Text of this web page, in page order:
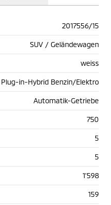
2017556/15
SUV / Geländewagen
weiss
Plug-in-Hybrid Benzin/Elektro
Automatik-Getriebe
750
5
5
1'598
159